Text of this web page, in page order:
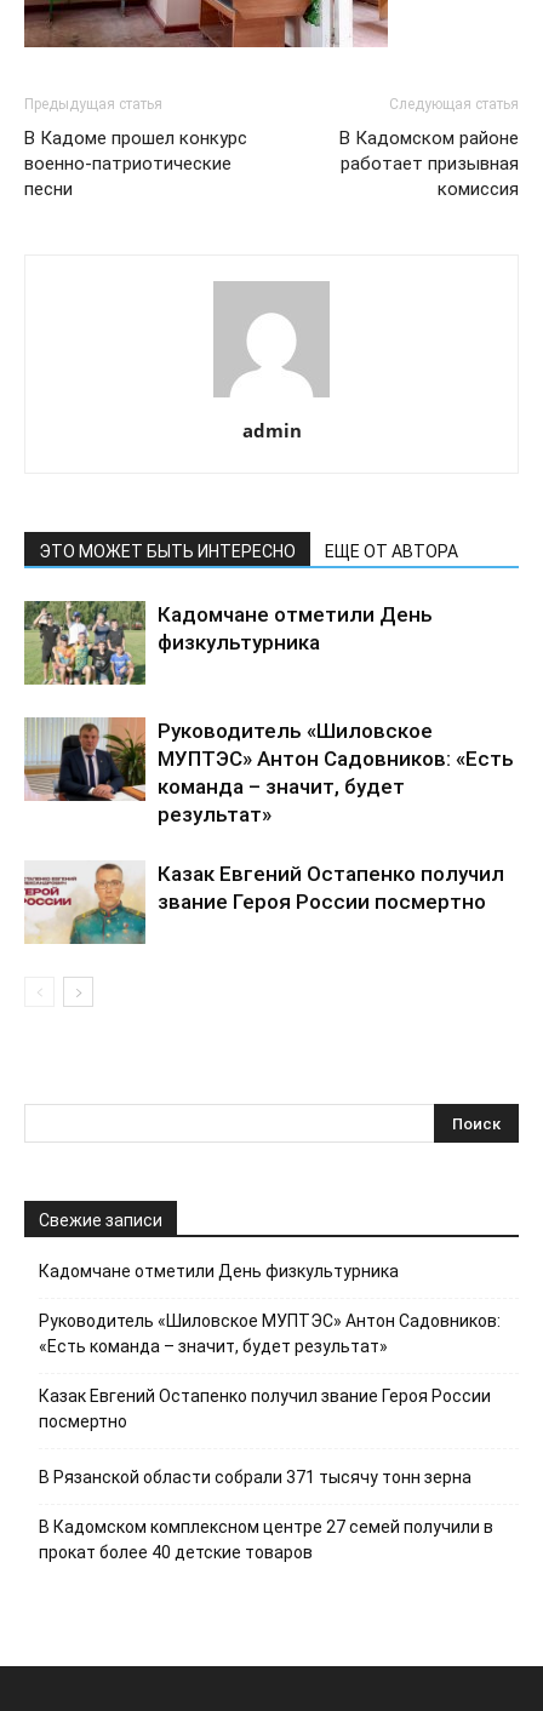
Предыдущая статья
В Кадоме прошел конкурс
военно-патриотические
песни
Следующая статья
В Кадомском районе
работает призывная
комиссия
admin
ЭТО МОЖЕТ БЫТЬ ИНТЕРЕСНО ЕЩЕ ОТ АВТОРА
Кадомчане отметили День
физкультурника
Руководитель «Шиловское
МУПТЭС» Антон Садовников: «Есть
команда – значит, будет
результат»
Казак Евгений Остапенко получил
звание Героя России посмертно
Свежие записи
Кадомчане отметили День физкультурника
Руководитель «Шиловское МУПТЭС» Антон Садовников:
«Есть команда – значит, будет результат»
Казак Евгений Остапенко получил звание Героя России
посмертно
В Рязанской области собрали 371 тысячу тонн зерна
В Кадомском комплексном центре 27 семей получили в
прокат более 40 детские товаров